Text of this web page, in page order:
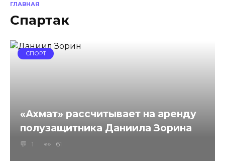
ГЛАВНАЯ
Спартак
СПОРТ
«Ахмат» рассчитывает на аренду
полузащитника Даниила Зорина
1 61